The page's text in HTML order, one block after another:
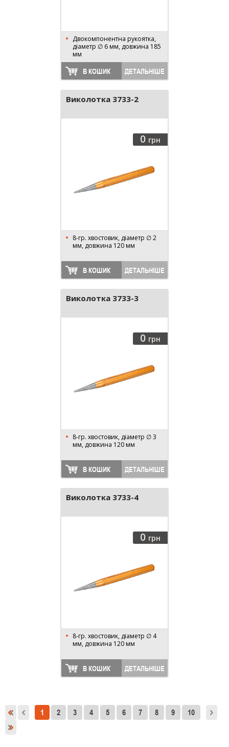
Двокомпонентна рукоятка,
діаметр ∅ 6 мм, довжина 185
мм
В КОШИК ДЕТАЛЬНІШЕ
Виколотка 3733-2
0 грн
8-гр. хвостовик, діаметр ∅ 2
мм, довжина 120 мм
В КОШИК ДЕТАЛЬНІШЕ
Виколотка 3733-3
0 грн
8-гр. хвостовик, діаметр ∅ 3
мм, довжина 120 мм
В КОШИК ДЕТАЛЬНІШЕ
Виколотка 3733-4
0 грн
8-гр. хвостовик, діаметр ∅ 4
мм, довжина 120 мм
В КОШИК ДЕТАЛЬНІШЕ
1 2 3 4 5 6 7 8 9 10